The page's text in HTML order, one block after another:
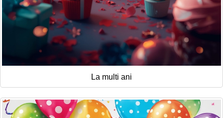
La multi ani